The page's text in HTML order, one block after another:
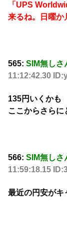
「UPS
来るね。日曜か
565: SIM無しさ
11:12:42.30
135円いくかも
ここからさらに
566: SIM無しさ
11:59:18.15
最近の円安がキ